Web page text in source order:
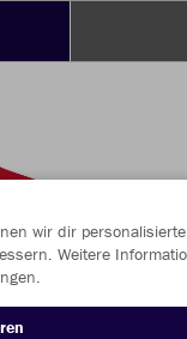
wir dir personalisierte
Weitere